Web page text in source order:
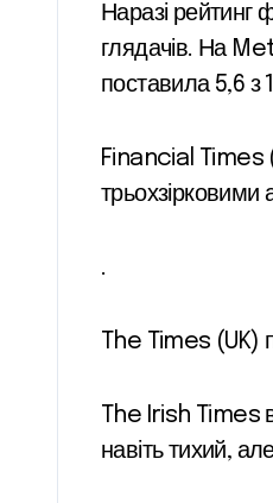
Наразі рейтинг
глядачів. На
поставила 5,6 з
Financial Times
.
The Times (UK)
The Irish Times
навіть тихий,